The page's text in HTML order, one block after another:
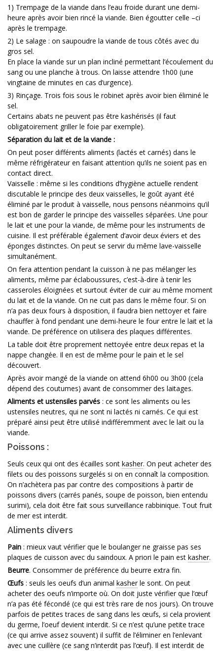
1) Trempage de la viande dans l’eau froide durant une demi-
heure après avoir bien rincé la viande. Bien égoutter celle –ci
après le trempage.
2) Le salage : on saupoudre la viande de tous côtés avec du
gros sel.
En place la viande sur un plan incliné permettant l’écoulement du
sang ou une planche à trous. On laisse attendre 1h00 (une
vingtaine de minutes en cas d’urgence).
3) Rinçage. Trois fois sous le robinet après avoir bien éliminé le
sel.
Certains abats ne peuvent pas être kashérisés (il faut
obligatoirement griller le foie par exemple).
Séparation du lait et de la viande :
On peut poser différents aliments (lactés et carnés) dans le
même réfrigérateur en faisant attention qu’ils ne soient pas en
contact direct.
Vaisselle : même si les conditions d’hygiène actuelle rendent
discutable le principe des deux vaisselles, le goût ayant été
éliminé par le produit à vaisselle, nous pensons néanmoins qu’il
est bon de garder le principe des vaisselles séparées. Une pour
le lait et une pour la viande, de même pour les instruments de
cuisine. Il est préférable également d’avoir deux éviers et des
éponges distinctes. On peut se servir du même lave-vaisselle
simultanément.
On fera attention pendant la cuisson à ne pas mélanger les
aliments, même par éclaboussures, c’est-à-dire à tenir les
casseroles éloignées et surtout éviter de cuir au même moment
du lait et de la viande. On ne cuit pas dans le même four. Si on
n’a pas deux fours à disposition, il faudra bien nettoyer et faire
chauffer à fond pendant une demi-heure le four entre le lait et la
viande. De préférence on utilisera des plaques différentes.
La table doit être proprement nettoyée entre deux repas et la
nappe changée. Il en est de même pour le pain et le sel
découvert.
Après avoir mangé de la viande on attend 6h00 ou 3h00 (cela
dépend des coutumes) avant de consommer des laitages.
Aliments et ustensiles parvés : ce sont les aliments ou les
ustensiles neutres, qui ne sont ni lactés ni carnés. Ce qui est
préparé ainsi peut être utilisé indifféremment avec le lait ou la
viande.
Poissons :
Seuls ceux qui ont des écailles sont kasher. On peut acheter des
filets ou des poissons surgelés si on en connaît la composition.
On n’achètera pas par contre des compositions à partir de
poissons divers (carrés panés, soupe de poisson, bien entendu
surimi), cela doit être fait sous surveillance rabbinique. Tout fruit
de mer est interdit.
Aliments divers
Pain : mieux vaut vérifier que le boulanger ne graisse pas ses
plaques de cuisson avec du saindoux. A priori le pain est kasher.
Beurre. Consommer de préférence du beurre extra fin.
Œufs : seuls les oeufs d’un animal kasherle sont. On peut
acheter des oeufs n’importe où. On doit juste vérifier que l’œuf
n’a pas été fécondé (ce qui est très rare de nos jours). On trouve
parfois de petites traces de sang dans les œufs, si cela provient
du germe, l’oeuf devient interdit. Si ce n’est qu’une petite trace
(ce qui arrive assez souvent) il suffit de l’éliminer en l’enlevant
avec une cuillère (ce sang n’interdit pas l’œuf). Il est interdit de